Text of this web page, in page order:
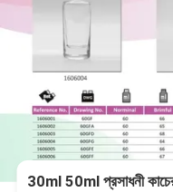
30ml 50ml প্রসাধনী